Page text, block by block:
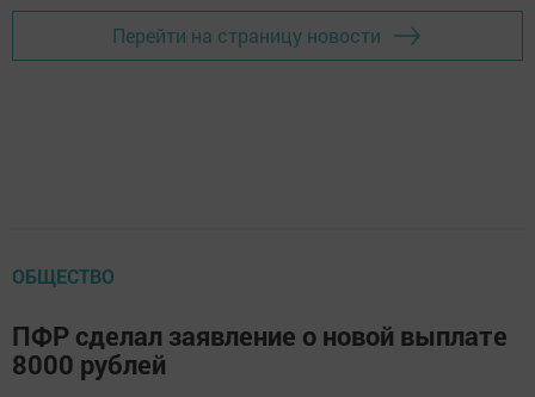
Перейти на страницу новости
ОБЩЕСТВО
ПФР сделал заявление о новой выплате
8000 рублей